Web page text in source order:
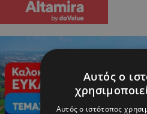
Αυτός ο
Αυτός ο ιστότοπος